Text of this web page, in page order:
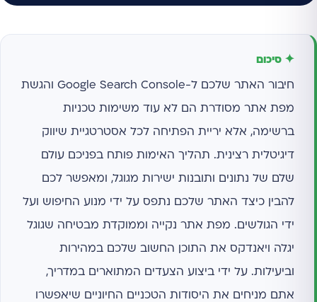
✦ סיכום
חיבור האתר שלכם ל-Google Search Console והגשת
מפת אתר מסודרת הם לא עוד משימות טכניות
ברשימה, אלא יריית הפתיחה לכל אסטרטגיית שיווק
דיגיטלית רצינית. תהליך האימות פותח בפניכם עולם
שלם של נתונים ותובנות ישירות מגוגל, ומאפשר לכם
להבין כיצד האתר שלכם נתפס על ידי מנוע החיפוש ועל
ידי הגולשים. מפת אתר נקייה וממוקדת מבטיחה שגוגל
יגלה ויאנדקס את התוכן החשוב שלכם במהירות
וביעילות. על ידי ביצוע הצעדים המתוארים במדריך,
אתם מניחים את היסודות הטכניים החיוניים שיאפשרו